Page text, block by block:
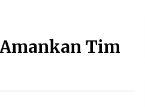
Dirujuk ke
Tim